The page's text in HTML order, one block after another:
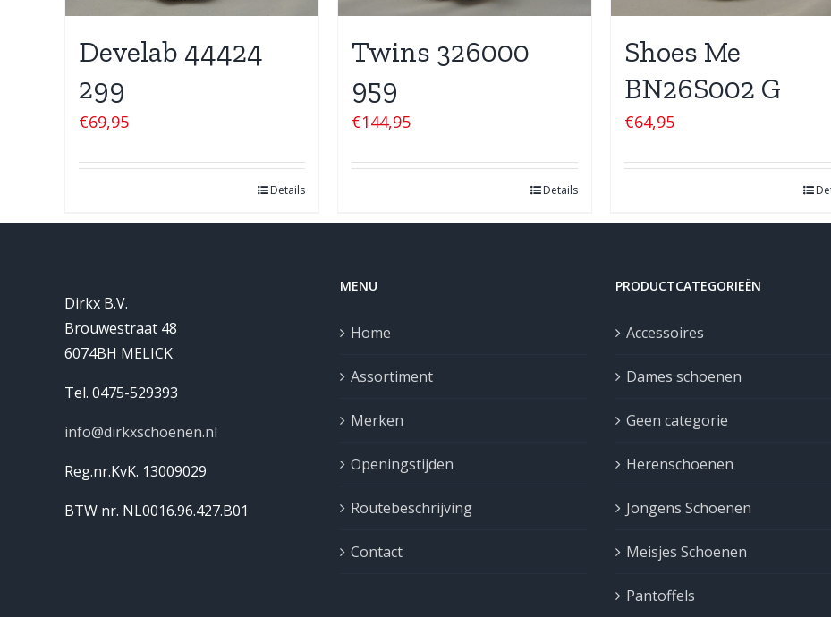
Develab 44424
299
€69,95
Details
Twins 326000
959
€144,95
Details
Shoes Me
BN26S002 G
€64,95
Dirkx B.V.
Brouwestraat 48
6074BH MELICK
Tel. 0475-529393
info@dirkxschoenen.nl
Reg.nr.KvK. 13009029
BTW nr. NL0016.96.427.B01
MENU
Home
Assortiment
Merken
Openingstijden
Routebeschrijving
Contact
PRODUCTCATEGORIEËN
Accessoires
Dames schoenen
Geen categorie
Herenschoenen
Jongens Schoenen
Meisjes Schoenen
Pantoffels